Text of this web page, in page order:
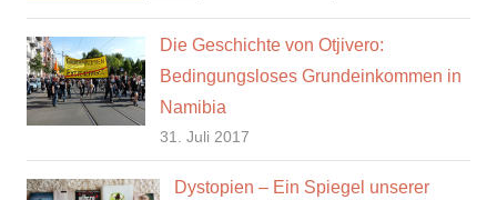
Die Geschichte von Otjivero:
Bedingungsloses Grundeinkommen in
Namibia
31. Juli 2017
Dystopien – Ein Spiegel unserer